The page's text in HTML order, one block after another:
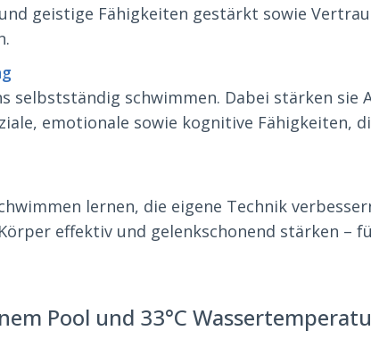
geistige Fähigkeiten gestärkt sowie
selbstständig schwimmen. Dabei stärken sie
emotionale sowie kognitive Fähigkeiten,
lernen, die eigene Technik
effektiv und gelenkschonend stärken –
Pool und 33°C